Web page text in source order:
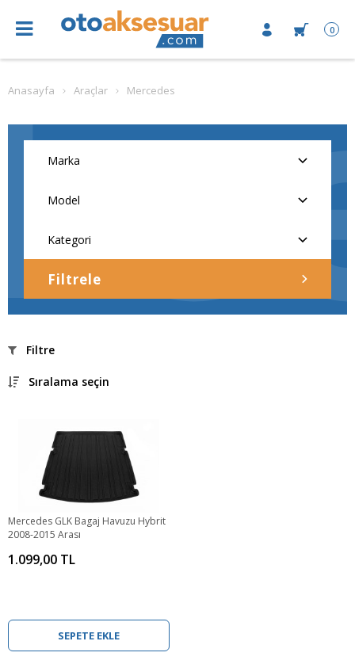
0
Anasayfa Araçlar Mercedes
Filtrele
Filtre
Sıralama seçin
Mercedes GLK Bagaj Havuzu Hybrit
2008-2015 Arası
1.099,00 TL
SEPETE EKLE